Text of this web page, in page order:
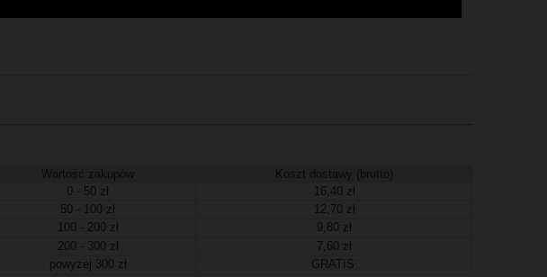
Wartość zakupów
Koszt dostawy (brutto)
0 - 50 zł
16,40 zł
50 - 100 zł
12,70 zł
100 - 200 zł
9,80 zł
200 - 300 zł
7,60 zł
powyżej 300 zł
GRATIS